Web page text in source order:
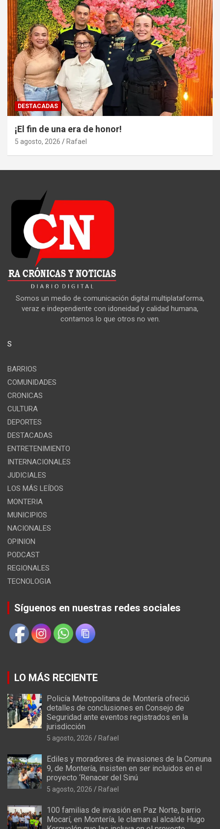
DESTACADAS
¡El fin de una era de honor!
5 agosto, 2026 Rafael
Somos un medio de comunicación digital multiplataforma,
veraz e independiente con idoneidad y calidad humana,
contamos lo que otros no ven.
S
BARRIOS
COMUNIDADES
CRONICAS
CULTURA
DEPORTES
DESTACADAS
ENTRETENIMIENTO
INTERNACIONALES
JUDICIALES
LOS MÁS LEÍDOS
MONTERIA
MUNICIPIOS
NACIONALES
OPINION
PODCAST
REGIONALES
TECNOLOGIA
Síguenos en nuestras redes sociales
LO MÁS RECIENTE
Policía Metropolitana de Montería ofreció
detalles de conclusiones en Consejo de
Seguridad ante eventos registrados en la
jurisdicción
5 agosto, 2026 Rafael
Ediles y moradores de invasiones de la Comuna
9, de Montería, insisten en ser incluidos en el
proyecto ‘Renacer del Sinú
5 agosto, 2026 Rafael
100 familias de invasión en Paz Norte, barrio
Mocarí, en Montería, le claman al alcalde Hugo